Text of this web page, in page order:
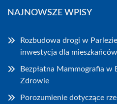
NAJNOWSZE WPISY
Rozbudowa drogi w
inwestycja dla mieszkańców
Bezpłatna Mammografia
Zdrowie
Porozumienie dotyczące